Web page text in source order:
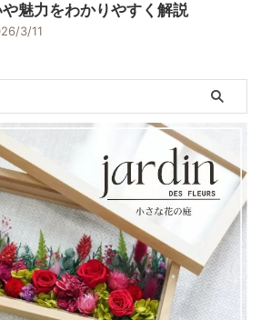
魅力をわかりやすく解説
3/11